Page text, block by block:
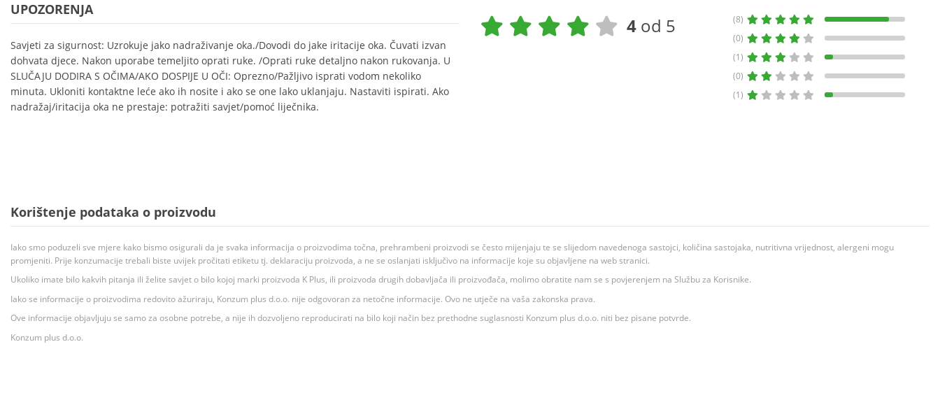
UPOZORENJA
Savjeti za sigurnost: Uzrokuje jako nadraživanje oka./Dovodi do jake iritacije oka. Čuvati izvan
dohvata djece. Nakon uporabe temeljito oprati ruke. /Oprati ruke detaljno nakon rukovanja. U
SLUČAJU DODIRA S OČIMA/AKO DOSPIJE U OČI: Oprezno/Pažljivo isprati vodom nekoliko
minuta. Ukloniti kontaktne leće ako ih nosite i ako se one lako uklanjaju. Nastaviti ispirati. Ako
nadražaj/iritacija oka ne prestaje: potražiti savjet/pomoć liječnika.
4 od 5
(8)
(0)
(1)
(0)
(1)
Korištenje podataka o proizvodu
Iako smo poduzeli sve mjere kako bismo osigurali da je svaka informacija o proizvodima točna, prehrambeni proizvodi se često mijenjaju te se slijedom navedenoga sastojci, količina sastojaka, nutritivna vrijednost, alergeni mogu
promjeniti. Prije konzumacije trebali biste uvijek pročitati etiketu tj. deklaraciju proizvoda, a ne se oslanjati isključivo na informacije koje su objavljene na web stranici.
Ukoliko imate bilo kakvih pitanja ili želite savjet o bilo kojoj marki proizvoda K Plus, ili proizvoda drugih dobavljača ili proizvođača, molimo obratite nam se s povjerenjem na Službu za Korisnike.
Iako se informacije o proizvodima redovito ažuriraju, Konzum plus d.o.o. nije odgovoran za netočne informacije. Ovo ne utječe na vaša zakonska prava.
Ove informacije objavljuju se samo za osobne potrebe, a nije ih dozvoljeno reproducirati na bilo koji način bez prethodne suglasnosti Konzum plus d.o.o. niti bez pisane potvrde.
Konzum plus d.o.o.